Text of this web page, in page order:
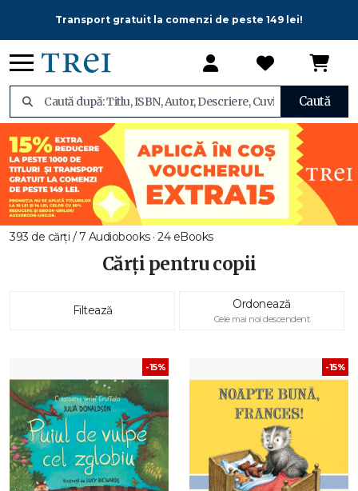
Transport gratuit la comenzi de peste 149 lei!
Caută
393 de cărți / 7 Audiobooks · 24 eBooks
Cărți pentru copii
Filtează Ordonează
Cele mai noi descendent
-15% -15%